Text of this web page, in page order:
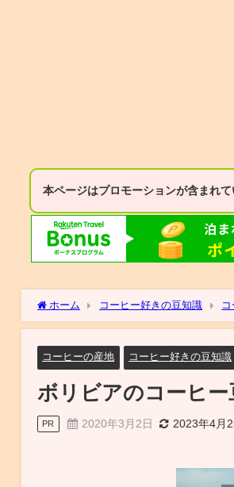
本ページはプロモーションが含まれて
ホーム コーヒー好きの豆知識
コーヒーの産地 コーヒー好きの豆知識
ボリビアのコーヒ
PR 2020年3月2日 2023年4月